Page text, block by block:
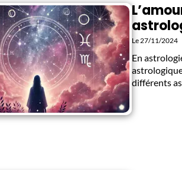
Le 27/11/2024
En
différents